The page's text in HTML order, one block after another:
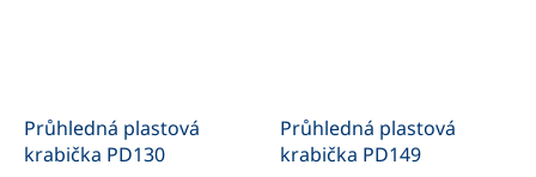
Průhledná plastová
krabička PD130
Průhledná plastová
krabička PD149